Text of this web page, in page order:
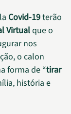
Covid-19terão
Virtualque o
nos
o calon
forma de “tirar
história e